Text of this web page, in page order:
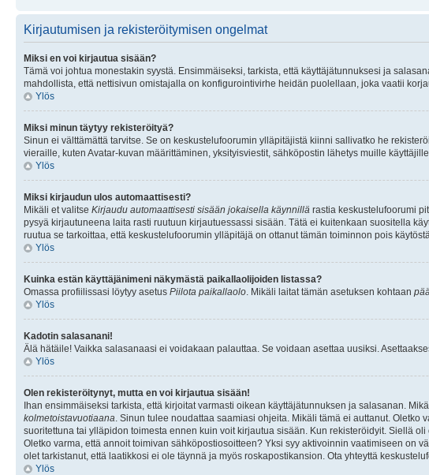
Kirjautumisen ja rekisteröitymisen ongelmat
Miksi en voi kirjautua sisään?
Tämä voi johtua monestakin syystä. Ensimmäiseksi, tarkista, että käyttäjätunnuksesi ja
mahdollista, että nettisivun omistajalla on konfigurointivirhe heidän puolellaan, joka vaatii
Ylös
Miksi minun täytyy rekisteröityä?
Sinun ei välttämättä tarvitse. Se on keskustelufoorumin ylläpitäjistä kiinni sallivatko he
vieraille, kuten Avatar-kuvan määrittäminen, yksityisviestit, sähköpostin lähetys muille
Ylös
Miksi kirjaudun ulos automaattisesti?
Mikäli et valitse Kirjaudu automaattisesti sisään jokaisella käynnillä rastia keskustelufoorumi
pysyä kirjautuneena laita rasti ruutuun kirjautuessassi sisään. Tätä ei kuitenkaan suositella
ruutua se tarkoittaa, että keskustelufoorumin ylläpitäjä on ottanut tämän toiminnon pois käytöstä.
Ylös
Kuinka estän käyttäjänimeni näkymästä paikallaolijoiden listassa?
Omassa profiilissasi löytyy asetus Piilota paikallaolo . Mikäli laitat tämän asetuksen kohtaan
Ylös
Kadotin salasanani!
Älä hätäile! Vaikka salasanaasi ei voidakaan palauttaa. Se voidaan asettaa uusiksi.
Ylös
Olen rekisteröitynyt, mutta en voi kirjautua sisään!
Ihan ensimmäiseksi tarkista, että kirjoitat varmasti oikean käyttäjätunnuksen ja salasanan.
kolmetoistavuotiaana . Sinun tulee noudattaa saamiasi ohjeita. Mikäli tämä ei auttanut.
suoritettuna tai ylläpidon toimesta ennen kuin voit kirjautua sisään. Kun rekisteröidyit. Siellä
Oletko varma, että annoit toimivan sähköpostiosoitteen? Yksi syy aktivoinnin vaatimiseen on
olet tarkistanut, että laatikkosi ei ole täynnä ja myös roskapostikansion. Ota yhteyttä
Ylös